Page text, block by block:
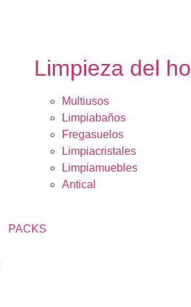
Limpieza del
Multiusos
Limpiabaños
Fregasuelos
Limpiacristales
Limpiamuebles
Antical
PACKS